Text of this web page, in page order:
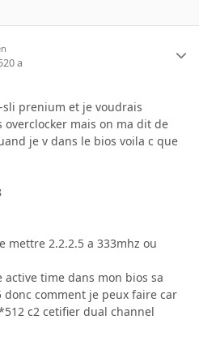
20 a
prenium et je voudrais
mais on ma dit de
je v dans le bios voila c que
mettre 2.2.2.5 a 333mhz ou
time dans mon bios sa
comment je peux faire car
c2 cetifier dual channel